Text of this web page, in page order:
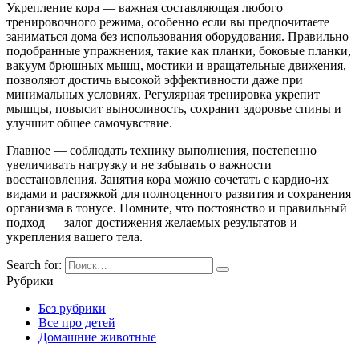
Укрепление кора — важная составляющая любого
тренировочного режима, особенно если вы предпочитаете
заниматься дома без использования оборудования. Правильно
подобранные упражнения, такие как планки, боковые планки,
вакуум брюшных мышц, мостики и вращательные движения,
позволяют достичь высокой эффективности даже при
минимальных условиях. Регулярная тренировка укрепит
мышцы, повысит выносливость, сохранит здоровье спины и
улучшит общее самочувствие.
Главное — соблюдать технику выполнения, постепенно
увеличивать нагрузку и не забывать о важности
восстановления. Занятия кора можно сочетать с кардио-их
видами и растяжкой для полноценного развития и сохранения
организма в тонусе. Помните, что постоянство и правильный
подход — залог достижения желаемых результатов и
укрепления вашего тела.
Search for:
Рубрики
Без рубрики
Все про детей
Домашние животные